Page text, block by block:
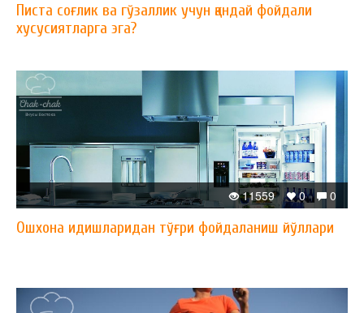
Писта соғлик ва гўзаллик учун қандай фойдали
хусусиятларга эга?
0
0
11559
Ошхона идишларидан тўғри фойдаланиш йўллари